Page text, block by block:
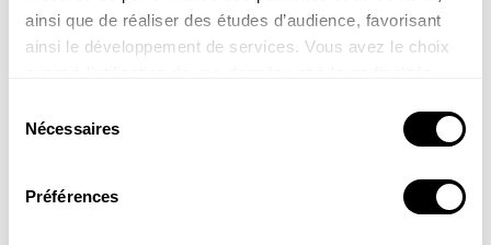
ainsi que de réaliser des études d’audience, favorisant
ainsi le développement de services. Vous avez le choix
tout moment en consultant la Déclaration relative aux
cookies ou en cliquant sur l'icône de confidentialité.
Si vous le permettez, nous aimerions également :
Nécessaires
Préférences
COMMANDER COMMANDER